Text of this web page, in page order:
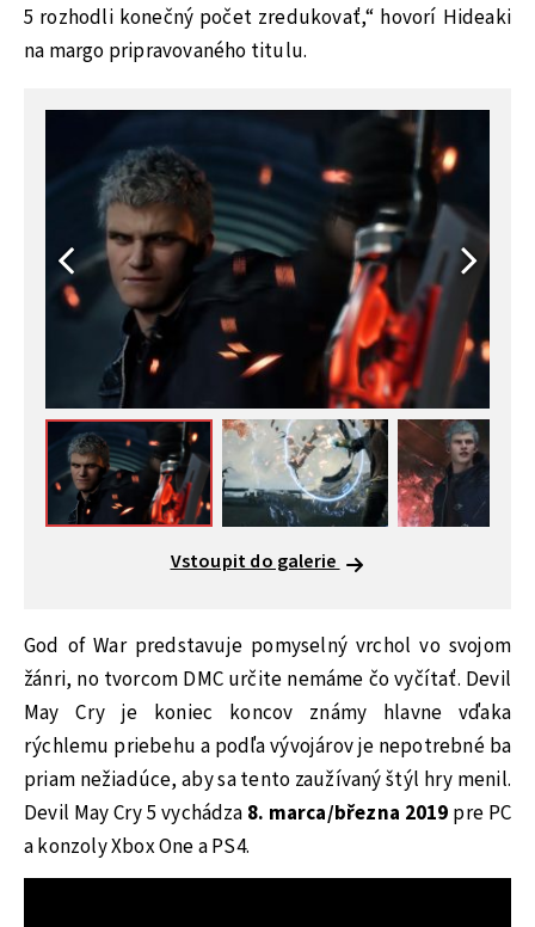
5 rozhodli konečný počet zredukovať,“ hovorí Hideaki
na margo pripravovaného titulu.
Vstoupit do galerie
God of War predstavuje pomyselný vrchol vo svojom
žánri, no tvorcom DMC určite nemáme čo vyčítať. Devil
May Cry je koniec koncov známy hlavne vďaka
rýchlemu priebehu a podľa vývojárov je nepotrebné ba
priam nežiadúce, aby sa tento zaužívaný štýl hry menil.
Devil May Cry 5 vychádza 8. marca/března 2019 pre PC
a konzoly Xbox One a PS4.